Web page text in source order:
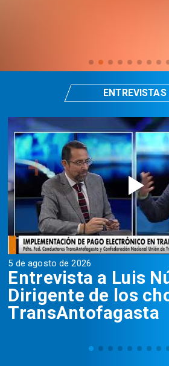
5 de agosto de 2026
Entrevista a Luis
Dirigente de los
TransAntofagasta
ENTREVISTAS